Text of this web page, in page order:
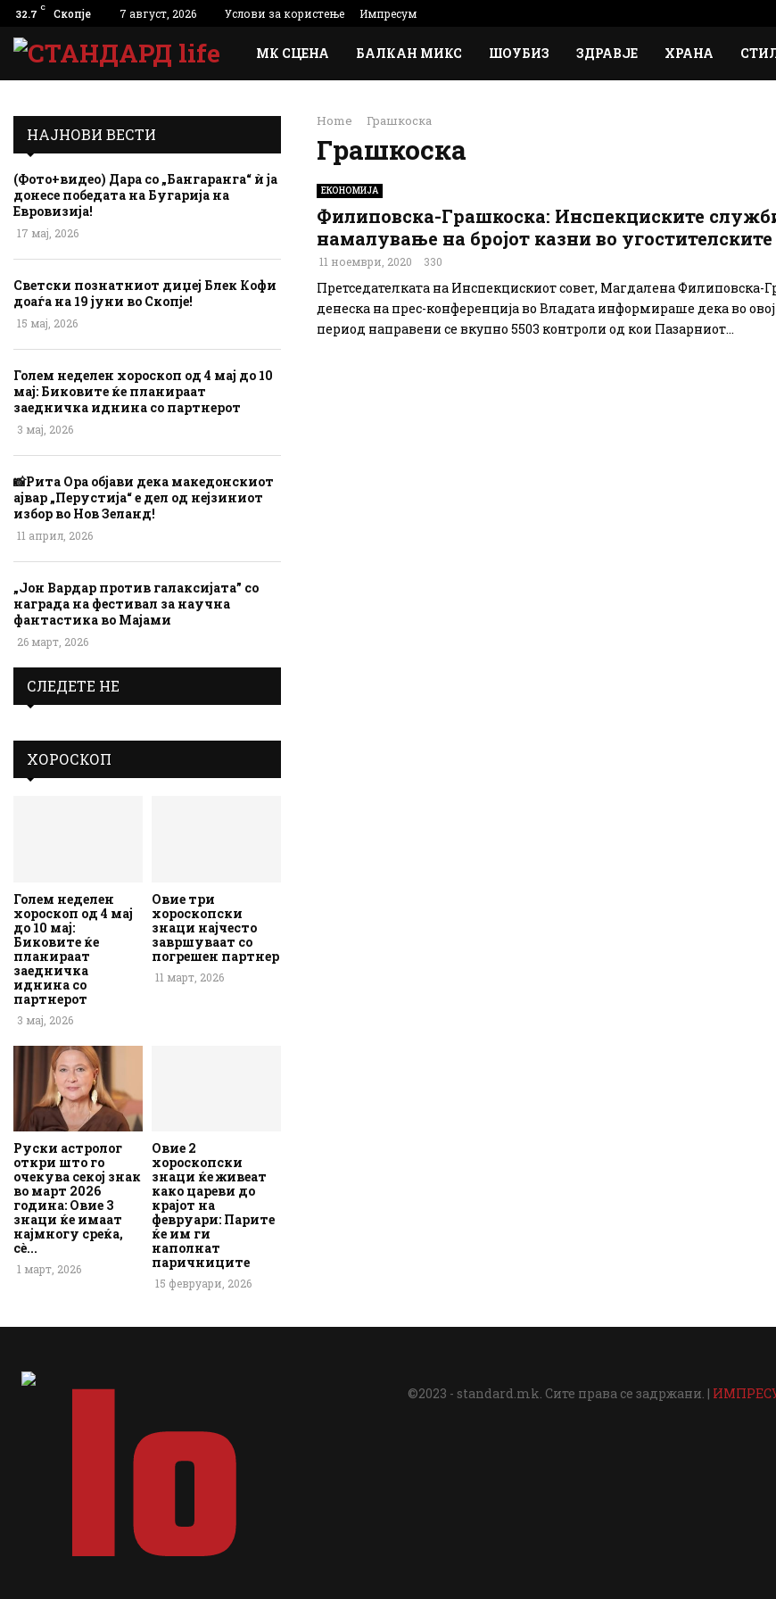
32.7 C Скопје 7 август, 2026 Услови за користење Импресум
МК СЦЕНА БАЛКАН МИКС ШОУБИЗ ЗДРАВЈЕ ХРАНА
Home Грашкоска
Грашкоска
ЕКОНОМИЈА
Филиповска-Грашкоска: Инспекциските
намалување на бројот казни во угостителските
11 ноември, 2020 330
Претседателката на Инспекцискиот совет, Магдалена Филиповска-
денеска на прес-конференција во Владата информираше дека во
период направени се вкупно 5503 контроли од кои Пазарниот...
НАЈНОВИ ВЕСТИ
(Фото+видео) Дара со „Бангаранга“ ѝ ја
донесе победата на Бугарија на
Евровизија!
17 мај, 2026
Светски познатниот диџеј Блек Кофи
доаѓа на 19 јуни во Скопје!
15 мај, 2026
Голем неделен хороскоп од 4 мај до 10
мај: Биковите ќе планираат
заедничка иднина со партнерот
3 мај, 2026
📸Рита Ора објави дека македонскиот
ајвар „Перустија“ е дел од нејзиниот
избор во Нов Зеланд!
11 април, 2026
„Јон Вардар против галаксијата” со
награда на фестивал за научна
фантастика во Мајами
26 март, 2026
СЛЕДЕТЕ НЕ
ХОРОСКОП
Голем неделен
хороскоп од 4 мај
до 10 мај:
Биковите ќе
планираат
заедничка
иднина со
партнерот
3 мај, 2026
Овие три
хороскопски
знаци најчесто
завршуваат со
погрешен партнер
11 март, 2026
Руски астролог
откри што го
очекува секој знак
во март 2026
година: Овие 3
знаци ќе имаат
најмногу среќа,
сè...
1 март, 2026
Овие 2
хороскопски
знаци ќе живеат
како цареви до
крајот на
февруари: Парите
ќе им ги
наполнат
паричниците
15 февруари, 2026
©2023 - standard.mk. Сите права се задржани. |